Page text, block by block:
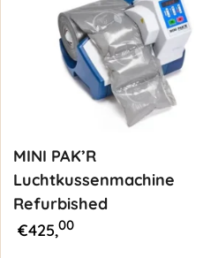
MINI PAK’R
Luchtkussenmachine
Refurbished
€425,00